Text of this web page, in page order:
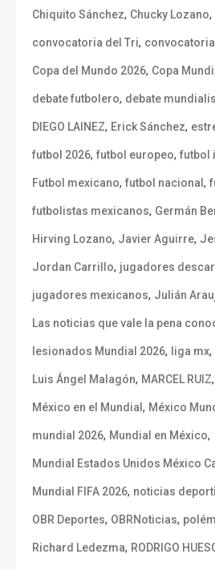
Chiquito Sánchez, Chucky Lozano,
convocatoria del Tri,
Copa del Mundo 2026, Copa
debate futbolero, debate
DIEGO LAINEZ, Erick Sánchez,
futbol 2026, futbol europeo, futbol
Futbol mexicano, futbol nacional ,
futbolistas mexicanos, Germán
Hirving Lozano, Javier Aguirre,
Jordan Carrillo, jugadores
jugadores mexicanos, Julián
Las noticias que vale la pena
lesionados Mundial 2026, liga mx,
Luis Ángel Malagón, MARCEL RUIZ,
México en el Mundial , México
mundial 2026, Mundial en México,
Mundial Estados Unidos México
Mundial FIFA 2026, noticias
OBR Deportes, OBRNoticias,
Richard Ledezma, RODRIGO